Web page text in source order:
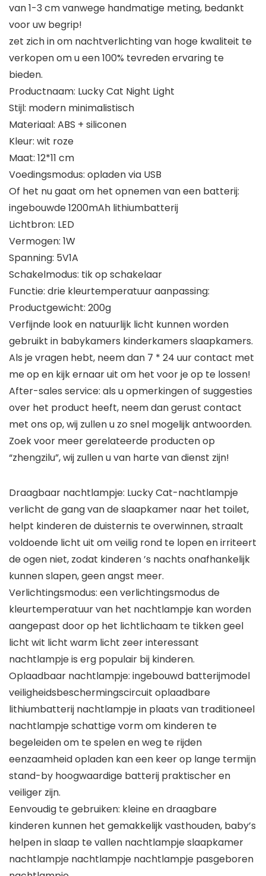
van 1-3 cm vanwege handmatige meting, bedankt
voor uw begrip!
zet zich in om nachtverlichting van hoge kwaliteit te
verkopen om u een 100% tevreden ervaring te
bieden.
Productnaam: Lucky Cat Night Light
Stijl: modern minimalistisch
Materiaal: ABS + siliconen
Kleur: wit roze
Maat: 12*11 cm
Voedingsmodus: opladen via USB
Of het nu gaat om het opnemen van een batterij:
ingebouwde 1200mAh lithiumbatterij
Lichtbron: LED
Vermogen: 1W
Spanning: 5V1A
Schakelmodus: tik op schakelaar
Functie: drie kleurtemperatuur aanpassing:
Productgewicht: 200g
Verfijnde look en natuurlijk licht kunnen worden
gebruikt in babykamers kinderkamers slaapkamers.
Als je vragen hebt, neem dan 7 * 24 uur contact met
me op en kijk ernaar uit om het voor je op te lossen!
After-sales service: als u opmerkingen of suggesties
over het product heeft, neem dan gerust contact
met ons op, wij zullen u zo snel mogelijk antwoorden.
Zoek voor meer gerelateerde producten op
“zhengzilu”, wij zullen u van harte van dienst zijn!
Draagbaar nachtlampje: Lucky Cat-nachtlampje
verlicht de gang van de slaapkamer naar het toilet,
helpt kinderen de duisternis te overwinnen, straalt
voldoende licht uit om veilig rond te lopen en irriteert
de ogen niet, zodat kinderen ’s nachts onafhankelijk
kunnen slapen, geen angst meer.
Verlichtingsmodus: een verlichtingsmodus de
kleurtemperatuur van het nachtlampje kan worden
aangepast door op het lichtlichaam te tikken geel
licht wit licht warm licht zeer interessant
nachtlampje is erg populair bij kinderen.
Oplaadbaar nachtlampje: ingebouwd batterijmodel
veiligheidsbeschermingscircuit oplaadbare
lithiumbatterij nachtlampje in plaats van traditioneel
nachtlampje schattige vorm om kinderen te
begeleiden om te spelen en weg te rijden
eenzaamheid opladen kan een keer op lange termijn
stand-by hoogwaardige batterij praktischer en
veiliger zijn.
Eenvoudig te gebruiken: kleine en draagbare
kinderen kunnen het gemakkelijk vasthouden, baby’s
helpen in slaap te vallen nachtlampje slaapkamer
nachtlampje nachtlampje nachtlampje pasgeboren